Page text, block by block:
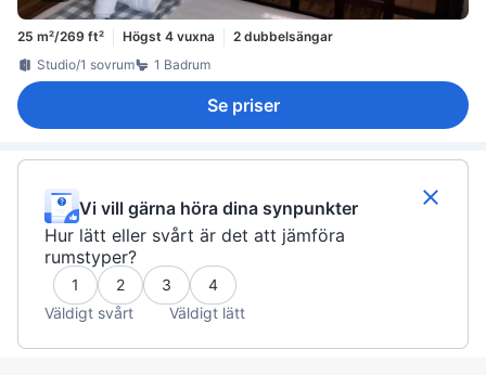
25 m²/269 ft² Högst 4 vuxna
2 dubbelsängar
Studio/1 sovrum
1 Badrum
Se priser
Vi vill gärna höra dina synpunkter
Hur lätt eller svårt är det att jämföra
rumstyper?
1 2 3
4
Väldigt svårt
Väldigt lätt